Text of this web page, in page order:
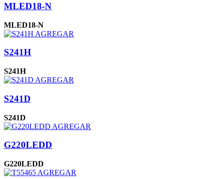
MLED18-N
MLED18-N
AGREGAR
S241H
S241H
AGREGAR
S241D
S241D
AGREGAR
G220LEDD
G220LEDD
AGREGAR